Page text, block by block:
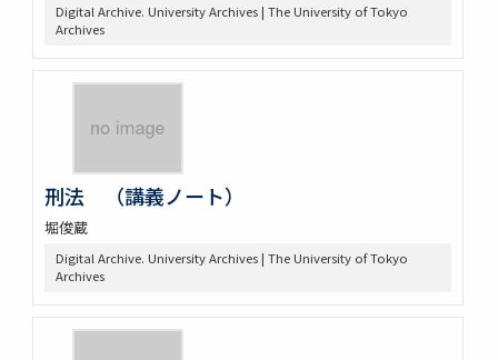
Digital Archive. University Archives | The University of Tokyo
Archives
刑法 （講義ノート）
堀俊蔵
Digital Archive. University Archives | The University of Tokyo
Archives